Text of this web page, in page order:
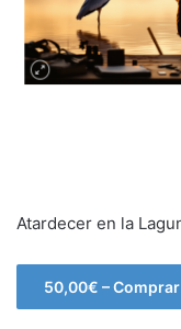
Atardecer en la
50,00€ – Comprar